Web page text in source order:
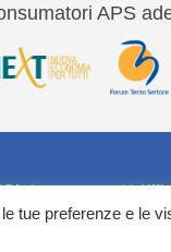
APS
tue preferenze e le